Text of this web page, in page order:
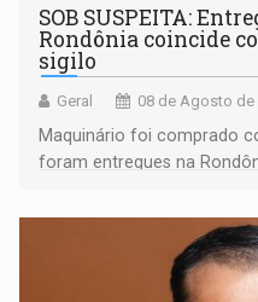
SOB SUSPEITA:
Rondônia coincide
sigilo
Geral 08 de Agosto de
Maquinário foi comprado
foram entregues na